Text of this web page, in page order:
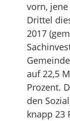
vorn,
Drittel
2017
auf 22,5
Prozent.
den
knapp 23